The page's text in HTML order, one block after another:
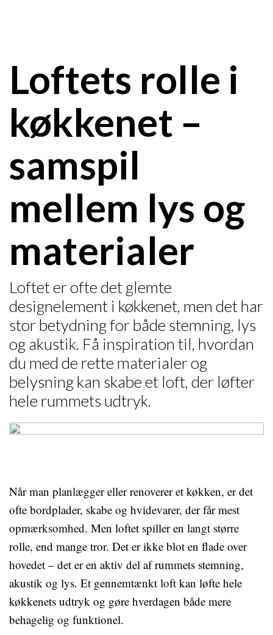
Loftets rolle i
køkkenet –
samspil
mellem lys og
materialer
Loftet er ofte det glemte
designelement i køkkenet, men det har
stor betydning for både stemning, lys
og akustik. Få inspiration til, hvordan
du med de rette materialer og
belysning kan skabe et loft, der løfter
hele rummets udtryk.
Når man planlægger eller renoverer et køkken, er det
ofte bordplader, skabe og hvidevarer, der får mest
opmærksomhed. Men loftet spiller en langt større
rolle, end mange tror. Det er ikke blot en flade over
hovedet – det er en aktiv del af rummets stemning,
akustik og lys. Et gennemtænkt loft kan løfte hele
køkkenets udtryk og gøre hverdagen både mere
behagelig og funktionel.